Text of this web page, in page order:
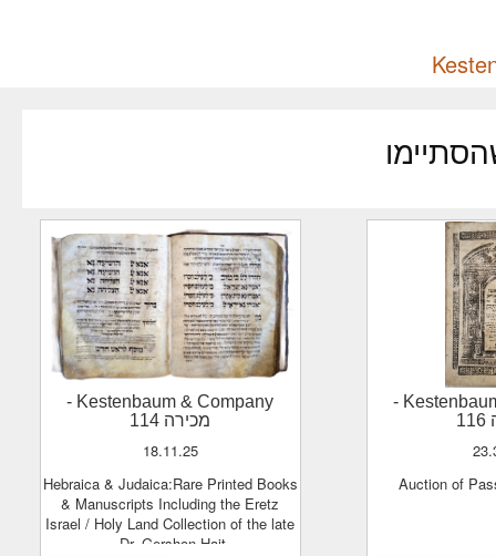
-
Auction of
Kestenbaum & Company
-
מכירה 114
18.11.25
Hebraica & Judaica:Rare Printed Books
& Manuscripts Including the Eretz
Israel / Holy Land Collection of the late
Dr. Gershon Hait.